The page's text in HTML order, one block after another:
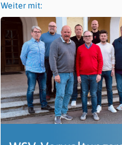
Weiter mit: